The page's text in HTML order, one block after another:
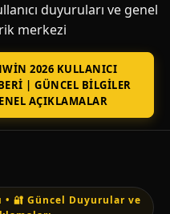
duyuruları ve genel
merkezi
2026 KULLANICI
| GÜNCEL BILGILER
AÇIKLAMALAR
🔐 Güncel Duyurular ve